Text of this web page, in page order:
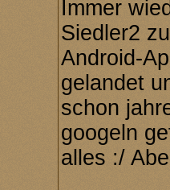
Immer
Siedler2
Android-
gelandet
schon
googeln
alles :/